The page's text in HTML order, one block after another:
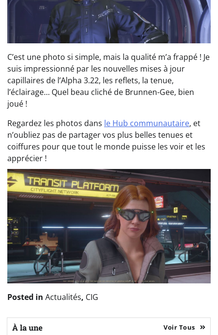
C’est une photo si simple, mais la qualité m’a frappé ! Je
suis impressionné par les nouvelles mises à jour
capillaires de l’Alpha 3.22, les reflets, la tenue,
l’éclairage… Quel beau cliché de Brunnen-Gee, bien
joué !
Regardez les photos dans le Hub communautaire, et
n’oubliez pas de partager vos plus belles tenues et
coiffures pour que tout le monde puisse les voir et les
apprécier !
Posted in Actualités, CIG
À la une Voir Tous